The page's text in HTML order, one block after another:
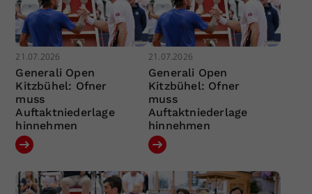
21.07.2026
Generali Open
Kitzbühel: Ofner
muss
Auftaktniederlage
hinnehmen
21.07.2026
Generali Open
Kitzbühel: Ofner
muss
Auftaktniederlage
hinnehmen